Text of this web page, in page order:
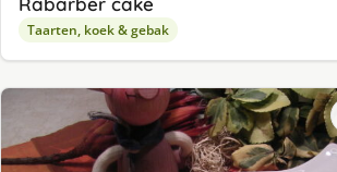
Taarten, koek & gebak